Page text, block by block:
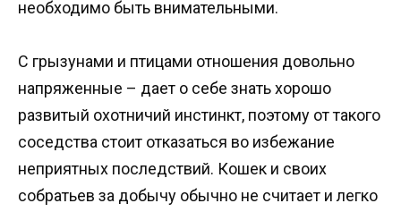
необходимо быть внимательными.
С грызунами и птицами отношения довольно
напряженные – дает о себе знать хорошо
развитый охотничий инстинкт, поэтому от такого
соседства стоит отказаться во избежание
неприятных последствий. Кошек и своих
собратьев за добычу обычно не считает и легко